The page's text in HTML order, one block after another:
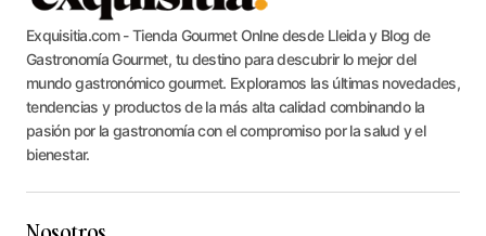
Exquisitia.com - Tienda Gourmet Onlne desde Lleida y Blog de
Gastronomía Gourmet, tu destino para descubrir lo mejor del
mundo gastronómico gourmet. Exploramos las últimas novedades,
tendencias y productos de la más alta calidad combinando la
pasión por la gastronomía con el compromiso por la salud y el
bienestar.